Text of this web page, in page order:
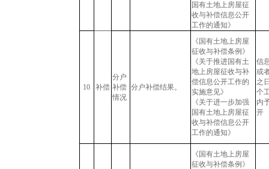
国有土地上房屋征
收与补偿信息公开
工作的通知》
10 补偿
分户
补偿
情况
分户补偿结果。
《国有土地上房屋
征收与补偿条例》
《关于推进国有土
地上房屋征收与补
偿信息公开工作的
实施意见》
《关于进一步加强
国有土地上房屋征
收与补偿信息公开
工作的通知》
信
或
之
个
内
开
《国有土地上房屋
征收与补偿条例》